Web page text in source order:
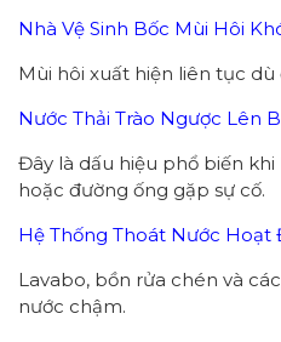
Nhà Vệ Sinh Bốc Mùi Hôi
Mùi hôi xuất hiện liên tục dù
Nước Thải Trào Ngược Lên
Đây là dấu hiệu phổ biến
hoặc đường ống gặp sự cố.
Hệ Thống Thoát Nước Hoạt
Lavabo, bồn rửa chén và
nước chậm.